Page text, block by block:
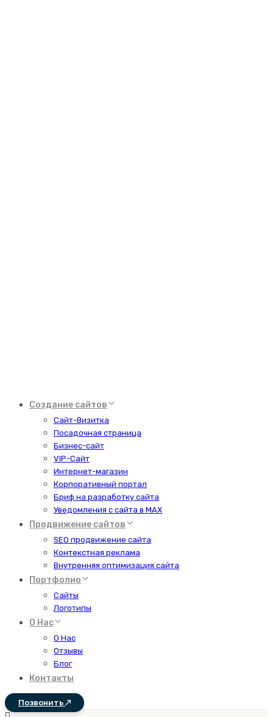
Создание сайтов
Сайт-Визитка
Посадочная страница
Бизнес-сайт
VIP-Сайт
Интернет-магазин
Корпоративный портал
Бриф на разработку сайта
Уведомления с сайта в MAX
Продвижение сайтов
SEO продвижение сайта
Контекстная реклама
Внутренняя оптимизация сайта
Портфолио
Сайты
Логотипы
О Нас
О Нас
Отзывы
Блог
Контакты
Позвонить